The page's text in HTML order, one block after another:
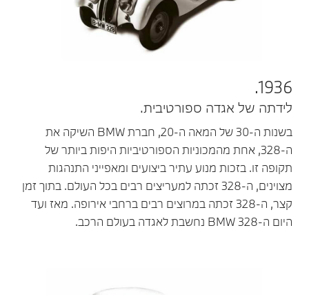
1936.
לידתה של אגדה ספורטיבית.
בשנות ה-30 של המאה ה-20, חברת BMW השיקה את
ה-328, אחת מהמכוניות הספורטיביות היפות ביותר של
תקופה זו. בזכות מנוע עתיר ביצועים ומאפייני התנהגות
מצוינים, ה-328 זכתה למעריצים רבים בכל העולם. בתוך זמן
קצר, ה-328 זכתה במרוצים רבים ברחבי אירופה. מאז ועד
היום ה-BMW 328 נחשבת לאגדה בעולם הרכב.